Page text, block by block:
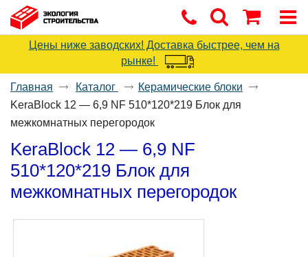
Цены ниже заводских! Доставка быстрее, чем на
рынке!
Главная Каталог
Керамические блоки
KeraBlock 12 — 6,9 NF 510*120*219 Блок для
межкомнатных перегородок
KeraBlock 12 — 6,9 NF
510*120*219 Блок для
межкомнатных перегородок